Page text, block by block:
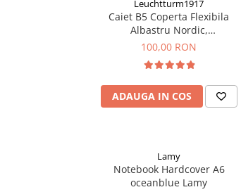
Leuchtturm1917
Caiet B5 Coperta Flexibila
Albastru Nordic,
Leuchtturm1917
100,00 RON
ADAUGA IN COS
Lamy
Notebook Hardcover A6
oceanblue Lamy